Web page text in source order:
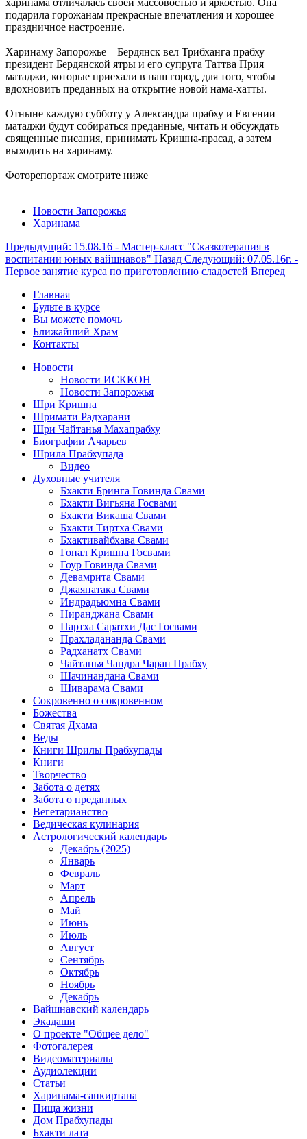
подарила горожанам прекрасные впечатления и хорошее
праздничное настроение.
Харинаму Запорожье – Бердянск вел Трибханга прабху –
президент Бердянской ятры и его супруга Таттва Прия
матаджи, которые приехали в наш город, для того, чтобы
вдохновить преданных на открытие новой нама-хатты.
Отныне каждую субботу у Александра прабху и Евгении
матаджи будут собираться преданные, читать и обсуждать
священные писания, принимать Кришна-прасад, а затем
выходить на харинаму.
Фоторепортаж смотрите ниже
Новости Запорожья
Харинама
Предыдущий: 15.08.16 - Мастер-класс "Сказкотерапия в
воспитании юных вайшнавов" Назад Следующий: 07.05.16г. -
Первое занятие курса по приготовлению сладостей Вперед
Главная
Будьте в курсе
Вы можете помочь
Ближайший Храм
Контакты
Новости
Новости ИСККОН
Новости Запорожья
Шри Кришна
Шримати Радхарани
Шри Чайтанья Махапрабху
Биографии Ачарьев
Шрила Прабхупада
Видео
Духовные учителя
Бхакти Бринга Говинда Свами
Бхакти Вигьяна Госвами
Бхакти Викаша Свами
Бхакти Тиртха Свами
Бхактивайбхава Свами
Гопал Кришна Госвами
Гоур Говинда Свами
Девамрита Свами
Джаяпатака Свами
Индрадьюмна Свами
Ниранджана Свами
Партха Саратхи Дас Госвами
Прахладананда Свами
Радханатх Свами
Чайтанья Чандра Чаран Прабху
Шачинандана Свами
Шиварама Свами
Сокровенно о сокровенном
Божества
Святая Дхама
Веды
Книги Шрилы Прабхупады
Книги
Творчество
Забота о детях
Забота о преданных
Вегетарианство
Ведическая кулинария
Астрологический календарь
Декабрь (2025)
Январь
Февраль
Март
Апрель
Май
Июнь
Июль
Август
Сентябрь
Октябрь
Ноябрь
Декабрь
Вайшнавский календарь
Экадаши
О проекте "Общее дело"
Фотогалерея
Видеоматериалы
Аудиолекции
Статьи
Харинама-санкиртана
Пища жизни
Дом Прабхупады
Бхакти лата